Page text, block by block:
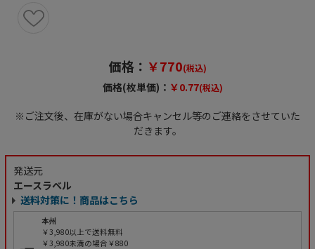
価格： ￥770(税込)
価格(枚単価)： ￥0.77(税込)
※ご注文後、在庫がない場合キャンセル等のご連絡をさせていた
だきます。
発送元
エースラベル
送料対策に！商品はこちら
本州
￥3,980以上で送料無料
￥3,980未満の場合￥880